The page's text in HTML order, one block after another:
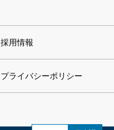
採用情報
プライバシーポリシー